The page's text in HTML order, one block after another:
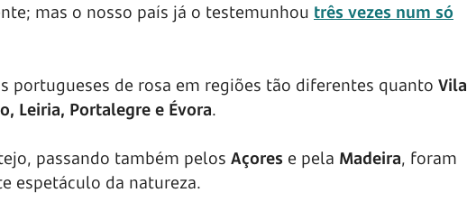
mas o nosso país já o testemunhou três vezes num só
portugueses de rosa em regiões tão diferentes quanto Vila
Leiria, Portalegre e Évora.
passando também pelos Açores e pela Madeira, foram
espetáculo da natureza.